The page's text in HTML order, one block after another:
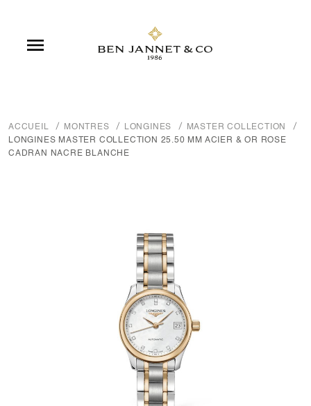

ACCUEIL MONTRES LONGINES
MASTER COLLECTION
LONGINES MASTER COLLECTION 25.50 MM ACIER & OR ROSE
CADRAN NACRE BLANCHE